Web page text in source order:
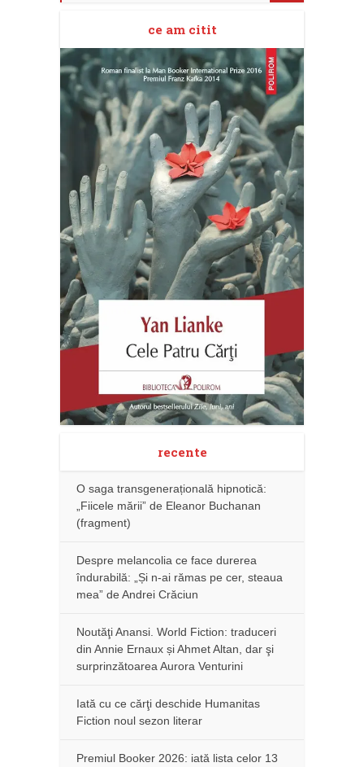
ce am citit
recente
O saga transgenerațională hipnotică:
„Fiicele mării” de Eleanor Buchanan
(fragment)
Despre melancolia ce face durerea
îndurabilă: „Și n-ai rămas pe cer, steaua
mea” de Andrei Crăciun
Noutăţi Anansi. World Fiction: traduceri
din Annie Ernaux și Ahmet Altan, dar şi
surprinzătoarea Aurora Venturini
Iată cu ce cărţi deschide Humanitas
Fiction noul sezon literar
Premiul Booker 2026: iată lista celor 13